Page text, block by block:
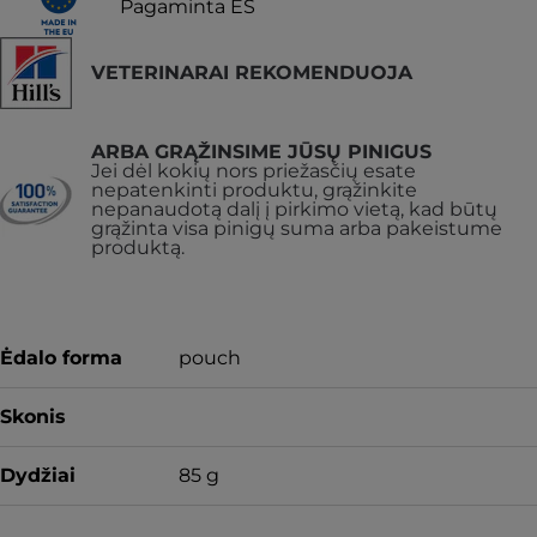
Pagaminta ES
VETERINARAI REKOMENDUOJA
ARBA GRĄŽINSIME JŪSŲ PINIGUS
Jei dėl kokių nors priežasčių esate
nepatenkinti produktu, grąžinkite
nepanaudotą dalį į pirkimo vietą, kad būtų
grąžinta visa pinigų suma arba pakeistume
produktą.
Ėdalo forma pouch
Skonis
Dydžiai 85 g